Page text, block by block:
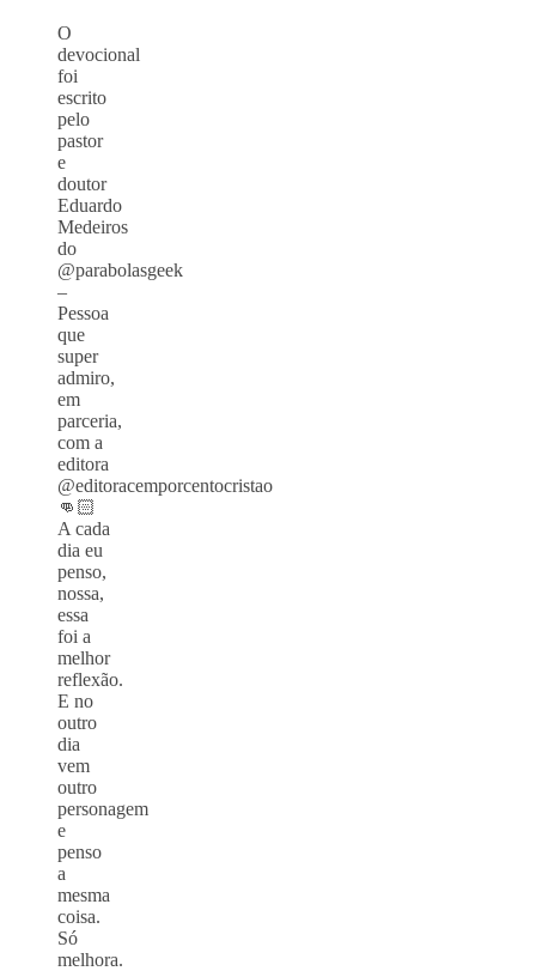
O
devocional
foi
escrito
pelo
pastor
e
doutor
Eduardo
Medeiros
do
@parabolasgeek
–
Pessoa
que
super
admiro,
em
parceria,
com a
editora
@editoracemporcentocristao
👊🏻
A cada
dia eu
penso,
nossa,
essa
foi a
melhor
reflexão.
E no
outro
dia
vem
outro
personagem
e
penso
a
mesma
coisa.
Só
melhora.